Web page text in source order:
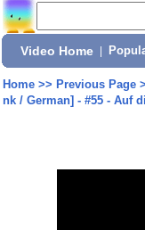
Video Home
Home>> Previous Page
nk / German] - #55 - Auf